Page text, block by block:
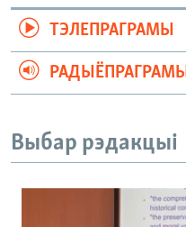
ТЭЛЕПРАГРАМЫ
РАДЫЁПРАГРАМЫ
Выбар рэдакцыі